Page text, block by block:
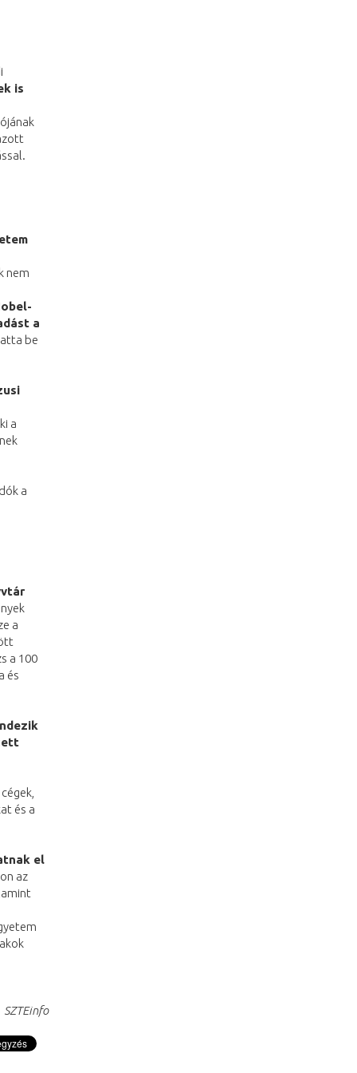
is
nem
a
be
a
a
a
a 100
és
és a
el
az
SZTEinfo